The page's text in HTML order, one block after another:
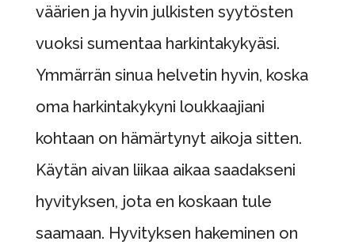
väärien ja hyvin julkisten syytösten
vuoksi sumentaa harkintakykyäsi.
Ymmärrän sinua helvetin hyvin, koska
oma harkintakykyni loukkaajiani
kohtaan on hämärtynyt aikoja sitten.
Käytän aivan liikaa aikaa saadakseni
hyvityksen, jota en koskaan tule
saamaan. Hyvityksen hakeminen on